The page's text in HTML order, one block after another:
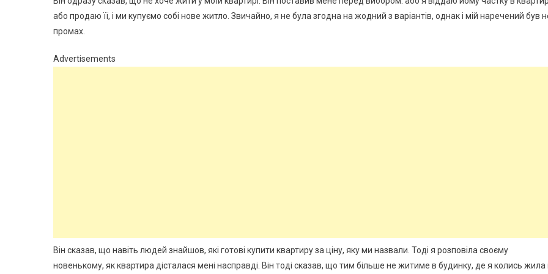
або продаю її, і ми купуємо собі нове житло. Звичайно, я не була згодна на жодний з варіантів, однак і мій наречений був
промах.
Advertisements
Він сказав, що навіть людей знайшов, які готові купити квартиру за ціну, яку ми назвали. Тоді я розповіла своєму
новенькому, як квартира дісталася мені насправді. Він тоді сказав, що тим більше не житиме в будинку, де я колись жила і